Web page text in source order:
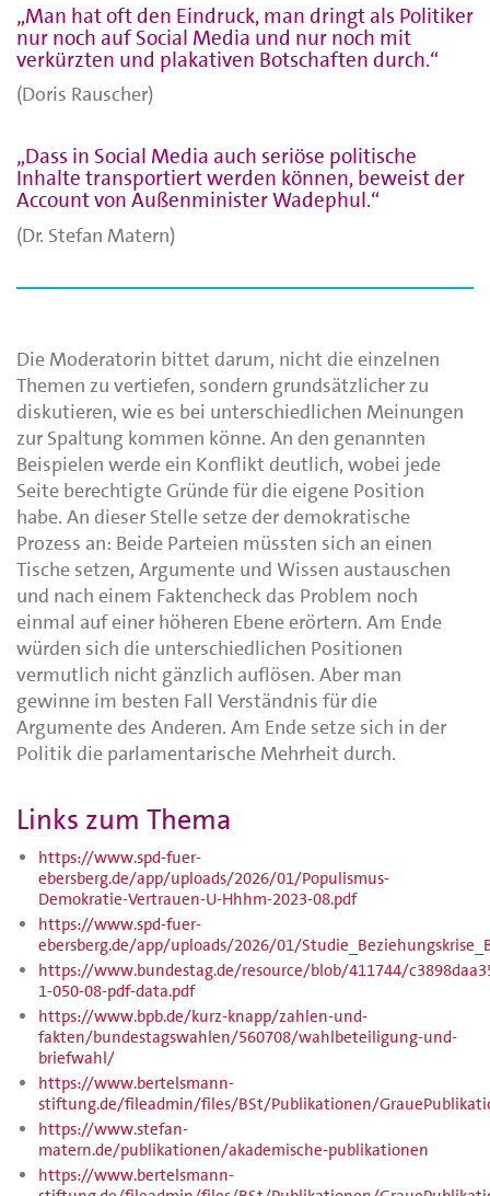
„Man hat oft den Eindruck, man dringt als Politiker
nur noch auf Social Media und nur noch mit
verkürzten und plakativen Botschaften durch.“
(Doris Rauscher)
„Dass in Social Media auch seriöse politische
Inhalte transportiert werden können, beweist der
Account von Außenminister Wadephul.“
(Dr. Stefan Matern)
Die Moderatorin bittet darum, nicht die einzelnen
Themen zu vertiefen, sondern grundsätzlicher zu
diskutieren, wie es bei unterschiedlichen Meinungen
zur Spaltung kommen könne. An den genannten
Beispielen werde ein Konflikt deutlich, wobei jede
Seite berechtigte Gründe für die eigene Position
habe. An dieser Stelle setze der demokratische
Prozess an: Beide Parteien müssten sich an einen
Tische setzen, Argumente und Wissen austauschen
und nach einem Faktencheck das Problem noch
einmal auf einer höheren Ebene erörtern. Am Ende
würden sich die unterschiedlichen Positionen
vermutlich nicht gänzlich auflösen. Aber man
gewinne im besten Fall Verständnis für die
Argumente des Anderen. Am Ende setze sich in der
Politik die parlamentarische Mehrheit durch.
Links zum Thema
https://www.spd-fuer-
ebersberg.de/app/uploads/2026/01/Populismus-
Demokratie-Vertrauen-U-Hhhm-2023-08.pdf
https://www.spd-fuer-
ebersberg.de/app/uploads/2026/01/
https://www.bundestag.de/resource/blob/411744/
1-050-08-pdf-data.pdf
https://www.bpb.de/kurz-knapp/zahlen-und-
fakten/bundestagswahlen/560708/wahlbeteiligung-und-
briefwahl/
https://www.bertelsmann-
stiftung.de/fileadmin/files/BSt/Publikationen/
https://www.stefan-
matern.de/publikationen/akademische-publikationen
https://www.bertelsmann-